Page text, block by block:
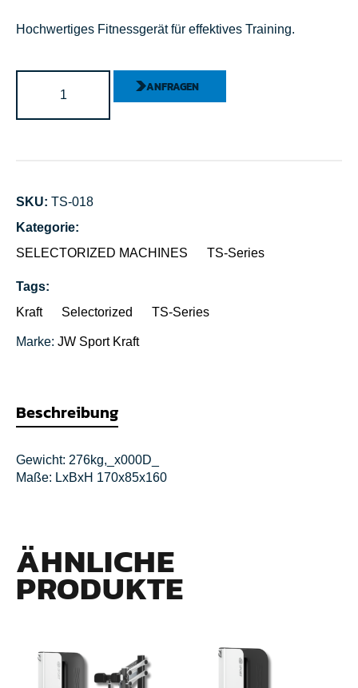
Hochwertiges Fitnessgerät für effektives Training.
ANFRAGEN
SKU: TS-018
Kategorie:
SELECTORIZED MACHINES
TS-Series
Tags:
Kraft
Selectorized TS-Series
Marke: JW Sport Kraft
Beschreibung
Gewicht: 276kg,_x000D_
Maße: LxBxH 170x85x160
ÄHNLICHE
PRODUKTE